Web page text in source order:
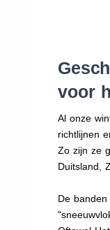
voor
Al onze
richtlijnen
Zo zijn ze
Duitsland,
De